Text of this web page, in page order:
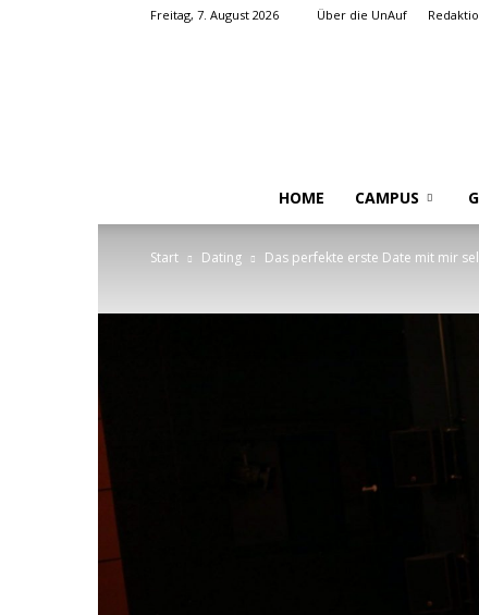
Freitag, 7. August 2026 Über die UnAuf
HOME CAMPUS
Start Dating Das perfekte erste Date mit mir